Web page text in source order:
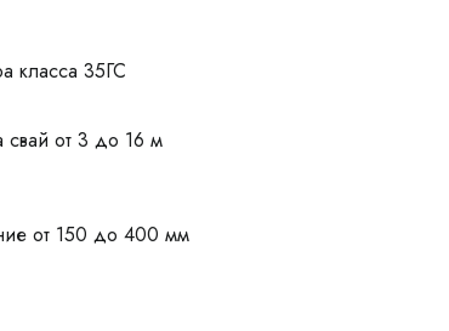
класса 35ГС
свай от 3 до 16 м
от 150 до 400 мм